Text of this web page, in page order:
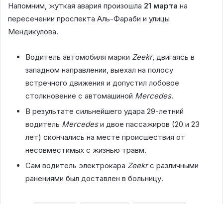
Напомним, жуткая авария произошла 21 марта на
пересечении проспекта Аль-Фараби и улицы
Мендикулова.
Водитель автомобиля марки Zeekr, двигаясь в
западном направлении, выехал на полосу
встречного движения и допустил лобовое
столкновение с автомашиной Mercedes.
В результате сильнейшего удара 29-летний
водитель Mercedesи двое пассажиров (20 и 23
лет) скончались на месте происшествия от
несовместимых с жизнью травм.
Сам водитель электрокара Zeekrс различными
ранениями был доставлен в больницу.